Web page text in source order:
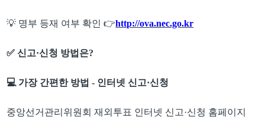
💡 명부 등재 여부 확인👉http://ova.nec.go.kr
✅신고·신청 방법은?
💻 가장 간편한 방법- 인터넷 신고·신청
중앙선거관리위원회 재외투표 인터넷 신고·신청 홈페이지